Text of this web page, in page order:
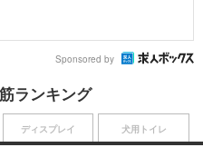
Sponsored by
ランキング
ディスプレイ 犬用トイレ